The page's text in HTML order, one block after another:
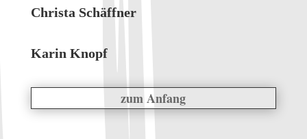
Christa Schäffner
Karin Knopf
zum Anfang